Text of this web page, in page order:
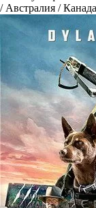
/ Австралия / Канада